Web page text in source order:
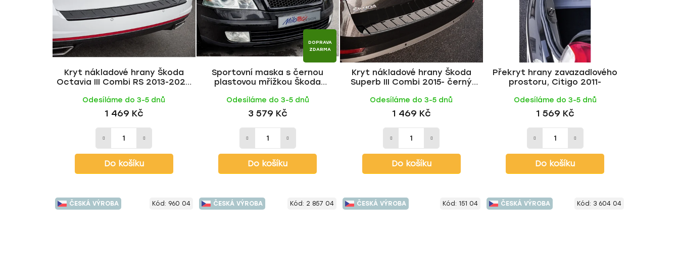
s
r
o
d
k
Kryt nákladové hrany Škoda
Octavia III Combi RS 2013-2020
Odesíláme do 3-5 dnů
1 469 Kč
Do košíku
DOPRAVA
ZDARMA
Sportovní maska s černou
plastovou mřížkou Škoda
Odesíláme do 3-5 dnů
3 579 Kč
Do košíku
Kryt nákladové hrany Škoda
Superb III Combi 2015- černý
Odesíláme do 3-5 dnů
1 469 Kč
Do košíku
Překryt hrany zavazadlového
prostoru, Citigo 2011-
Odesíláme do 3-5 dnů
1 569 Kč
Do košíku
ČESKÁ VÝROBA Kód: 960 04 ČESKÁ VÝROBA Kód: 2 857 04 ČESKÁ VÝROBA Kód: 151 04 ČESKÁ VÝROBA Kód: 3 604 04